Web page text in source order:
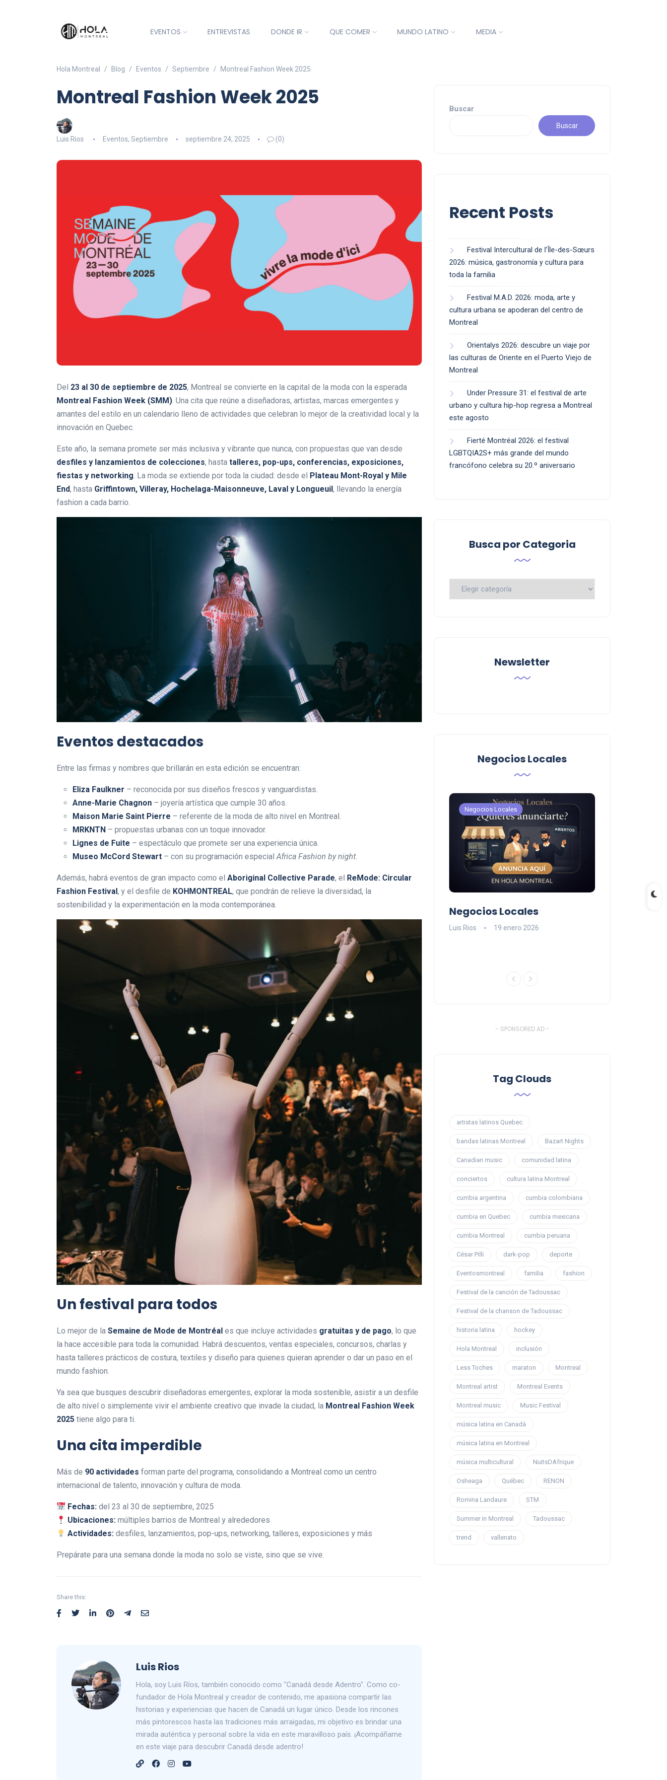
EVENTOS ENTREVISTAS DONDE IR QUE COMER MUNDO LATINO MEDIA
Hola Montreal Blog Eventos Septiembre Montreal Fashion Week 2025
Montreal Fashion Week 2025
Luis Rios Eventos, Septiembre septiembre 24, 2025 (0)
Del 23 al 30 de septiembre de 2025, Montreal se convierte en la capital de la moda con la esperada
Montreal Fashion Week (SMM). Una cita que reúne a diseñadoras, artistas, marcas emergentes y
amantes del estilo en un calendario lleno de actividades que celebran lo mejor de la creatividad local y la
innovación en Quebec.
Este año, la semana promete ser más inclusiva y vibrante que nunca, con propuestas que van desde
desfiles y lanzamientos de colecciones, hasta talleres, pop-ups, conferencias, exposiciones,
fiestas y networking. La moda se extiende por toda la ciudad: desde el Plateau Mont-Royal y Mile
End, hasta Griffintown, Villeray, Hochelaga-Maisonneuve, Laval y Longueuil, llevando la energía
fashion a cada barrio.
Eventos destacados
Entre las firmas y nombres que brillarán en esta edición se encuentran:
Eliza Faulkner – reconocida por sus diseños frescos y vanguardistas.
Anne-Marie Chagnon – joyería artística que cumple 30 años.
Maison Marie Saint Pierre – referente de la moda de alto nivel en Montreal.
MRKNTN – propuestas urbanas con un toque innovador.
Lignes de Fuite – espectáculo que promete ser una experiencia única.
Museo McCord Stewart – con su programación especialAfrica Fashion by night.
Además, habrá eventos de gran impacto como el Aboriginal Collective Parade, el
ReMode: Circular
Fashion Festival , y el desfile de KOHMONTREAL, que pondrán de relieve la diversidad, la
sostenibilidad y la experimentación en la moda contemporánea.
Un festival para todos
Lo mejor de la Semaine de Mode de Montréal es que incluye actividades gratuitas y de pago, lo que
la hace accesible para toda la comunidad. Habrá descuentos, ventas especiales, concursos, charlas y
hasta talleres prácticos de costura, textiles y diseño para quienes quieran aprender o dar un paso en el
mundo fashion.
Ya sea que busques descubrir diseñadoras emergentes, explorar la moda sostenible, asistir a un desfile
de alto nivel o simplemente vivir el ambiente creativo que invade la ciudad, la Montreal Fashion Week
2025 tiene algo para ti.
Una cita imperdible
Más de 90 actividades forman parte del programa, consolidando a Montreal como un centro
internacional de talento, innovación y cultura de moda.
Fechas: del 23 al 30 de septiembre, 2025
Ubicaciones: múltiples barrios de Montreal y alrededores
Actividades: desfiles, lanzamientos, pop-ups, networking, talleres, exposiciones y más
Prepárate para una semana donde la moda no solo se viste, sino que se vive.
Share this:
Luis Rios
Hola, soy Luis Ríos, también conocido como "Canadá desde Adentro". Como co-
fundador de Hola Montreal y creador de contenido, me apasiona compartir las
historias y experiencias que hacen de Canadá un lugar único. Desde los rincones
más pintorescos hasta las tradiciones más arraigadas, mi objetivo es brindar una
mirada auténtica y personal sobre la vida en este maravilloso país. ¡Acompáñame
en este viaje para descubrir Canadá desde adentro!
Buscar
Buscar
Recent Posts
Festival Intercultural de l’Île-des-Sœurs
2026: música, gastronomía y cultura para
toda la familia
Festival M.A.D. 2026: moda, arte y
cultura urbana se apoderan del centro de
Montreal
Orientalys 2026: descubre un viaje por
las culturas de Oriente en el Puerto Viejo de
Montreal
Under Pressure 31: el festival de arte
urbano y cultura hip-hop regresa a Montreal
este agosto
Fierté Montréal 2026: el festival
LGBTQIA2S+ más grande del mundo
francófono celebra su 20.º aniversario
Busca por Categoria
Busca
Newsletter
Negocios Locales
latinos que saben a casa en
el West Island
Luis Rios 18 enero 2026
Negocios Locales
Negocios Locales
Luis Rios 19 enero 2026
- SPONSORED AD -
Tag Clouds
artistas latinos Quebec
bandas latinas Montreal Bazart Nights
Canadian music comunidad latina
conciertos cultura latina Montreal
cumbia argentina cumbia colombiana
cumbia en Quebec cumbia mexicana
cumbia Montreal cumbia peruana
César Pilli dark-pop deporte
Eventosmontreal familia fashion
Festival de la canción de Tadoussac
Festival de la chanson de Tadoussac
historia latina hockey
Hola Montreal inclusión
Less Toches maraton Montreal
Montreal artist Montreal Events
Montreal music Music Festival
música latina en Canadá
música latina en Montreal
música multicultural NuitsDAfrique
Osheaga Québec RENON
Romina Landaure STM
Summer in Montreal Tadoussac
trend vallenato